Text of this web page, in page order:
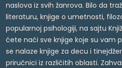
naslova iz svih žanrova. Bilo da
literaturu, knjige o umetnosti,
popularnoj psihologiji, na sajtu
ćete naći sve knjige koje su vam
se nalaze knjige za decu i
priručnici iz različitih oblasti.